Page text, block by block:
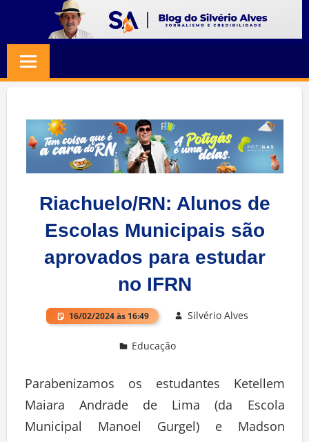
content
SILVERIO
ALVES
Jornalismo
Credibilidade
Riachuelo/RN: Alunos de
Escolas Municipais são
aprovados para estudar
no IFRN
16/02/2024 às 16:49 Silvério Alves
Educação
Parabenizamos os estudantes Ketellem
Maiara Andrade de Lima (da Escola
Municipal Manoel Gurgel) e Madson